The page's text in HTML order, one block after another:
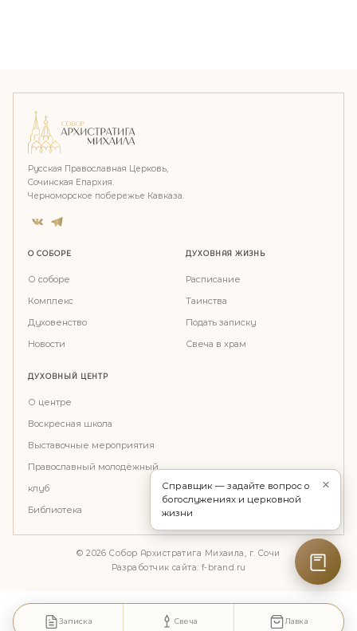
Записка Свеча Лавка
Русская Православная Церковь,
Сочинская Епархия.
Черноморское побережье Кавказа.
О СОБОРЕ
О соборе
Комплекс
Духовенство
Новости
ДУХОВНАЯ ЖИЗНЬ
Расписание
Таинства
Подать записку
Свеча в храм
ДУХОВНЫЙ ЦЕНТР
О центре
Воскресная школа
Выставочные мероприятия
Православный молодёжный
клуб
Библиотека
© 2026 Собор Архистратига Михаила, г. Сочи
Разработчик сайта: f-brand.ru
Справщик — задайте вопрос о
богослужениях и церковной
жизни
×